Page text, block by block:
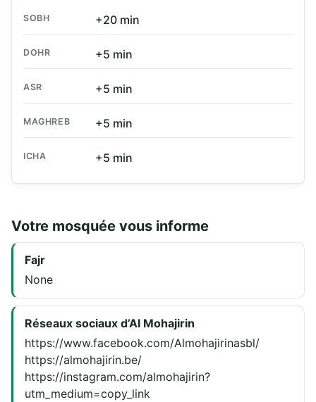
SOBH +20 min
DOHR +5 min
ASR +5 min
MAGHREB +5 min
ICHA +5 min
Votre mosquée vous informe
Fajr
None
Réseaux sociaux d’Al Mohajirin
https://www.facebook.com/Almohajirinasbl/
https://almohajirin.be/
https://instagram.com/almohajirin?
utm_medium=copy_link